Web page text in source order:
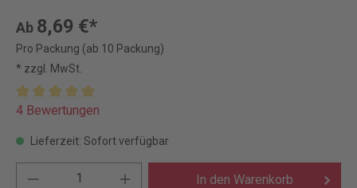
Ab 8,69 €*
Pro Packung (ab 10 Packung)
* zzgl. MwSt.
4 Bewertungen
Lieferzeit: Sofort verfügbar
In den Warenkorb